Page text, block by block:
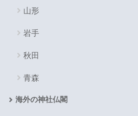
山形
岩手
秋田
青森
海外の神社仏閣